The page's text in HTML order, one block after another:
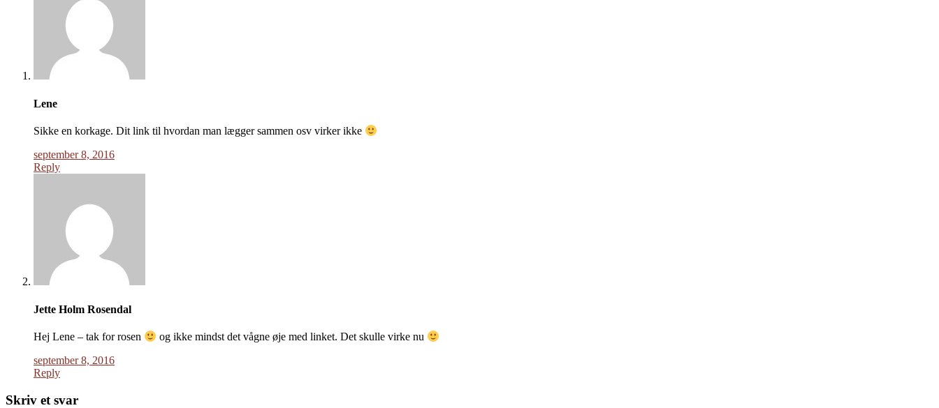
Lene
Sikke en korkage. Dit link til hvordan man lægger sammen osv virker ikke
september 8, 2016
Reply
Jette Holm Rosendal
Hej Lene – tak for rosen
og ikke mindst det vågne øje med linket. Det skulle virke nu
september 8, 2016
Reply
Skriv et svar